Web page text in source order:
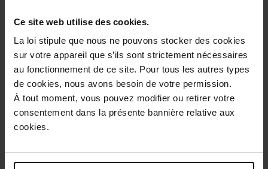
Ce site web utilise des cookies.
La loi stipule que nous ne pouvons stocker des cookies
sur votre appareil que s’ils sont strictement nécessaires
au fonctionnement de ce site. Pour tous les autres types
de cookies, nous avons besoin de votre permission.
À tout moment, vous pouvez modifier ou retirer votre
consentement dans la présente bannière relative aux
cookies.
Conseil d'utilisation
Caractéristiques
Avis client Politique relative aux avis des clients